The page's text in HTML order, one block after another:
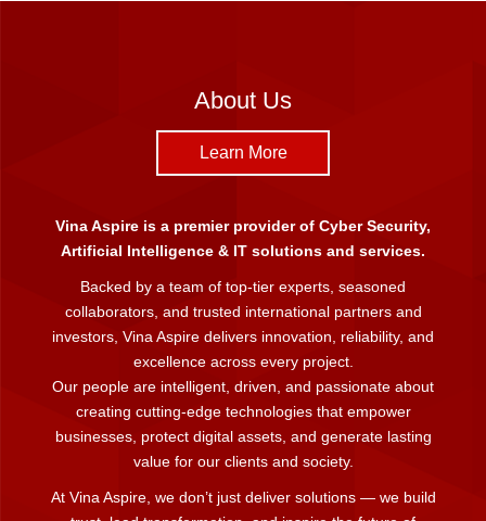
About Us
Learn More
Vina Aspire is a premier provider of Cyber Security,
Artificial Intelligence & IT solutions and services.
Backed by a team of top-tier experts, seasoned
collaborators, and trusted international partners and
investors, Vina Aspire delivers innovation, reliability, and
excellence across every project.
Our people are intelligent, driven, and passionate about
creating cutting-edge technologies that empower
businesses, protect digital assets, and generate lasting
value for our clients and society.
At Vina Aspire, we don’t just deliver solutions — we build